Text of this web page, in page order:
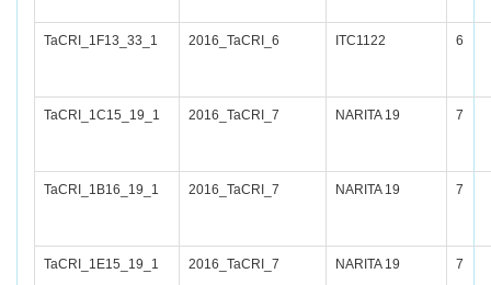
TaCRI_1F13_33_1 2016_TaCRI_6 ITC1122 6
TaCRI_1C15_19_1 2016_TaCRI_7 NARITA 19 7
TaCRI_1B16_19_1 2016_TaCRI_7 NARITA 19 7
TaCRI_1E15_19_1 2016_TaCRI_7 NARITA 19 7